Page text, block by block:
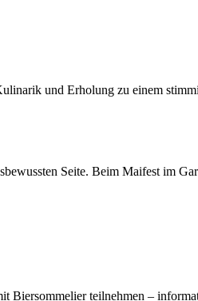
und Erholung zu einem
Seite. Beim Maifest im
teilnehmen –